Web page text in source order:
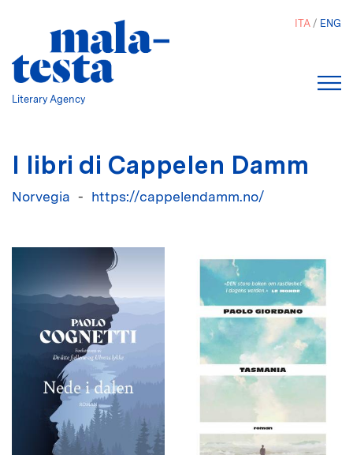
Literary Agency
ITA ENG
I libri di Cappelen Damm
Norvegia https://cappelendamm.no/